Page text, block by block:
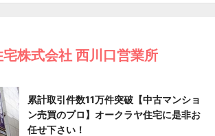
株式会社 西川口営業所
累計取引件数11万件突破【中古マンショ
ン売買のプロ】オークラヤ住宅に是非お
任せ下さい！